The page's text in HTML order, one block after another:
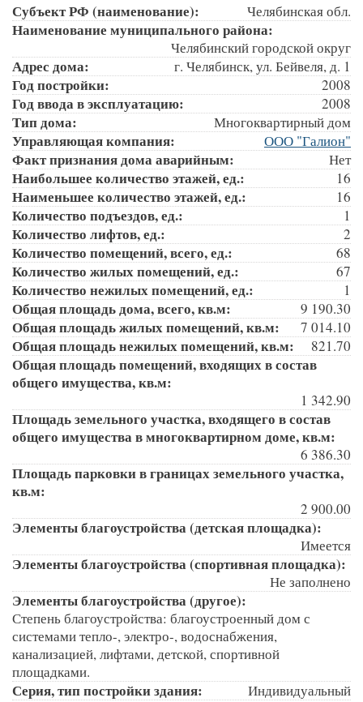
Субъект РФ (наименование): Челябинская обл.
Наименование муниципального района:
Челябинский городской округ
Адрес дома: г. Челябинск, ул. Бейвеля, д. 1
Год постройки: 2008
Год ввода в эксплуатацию: 2008
Тип дома: Многоквартирный дом
Управляющая компания: ООО "Галион"
Факт признания дома аварийным: Нет
Наибольшее количество этажей, ед.: 16
Наименьшее количество этажей, ед.: 16
Количество подъездов, ед.: 1
Количество лифтов, ед.: 2
Количество помещений, всего, ед.: 68
Количество жилых помещений, ед.: 67
Количество нежилых помещений, ед.: 1
Общая площадь дома, всего, кв.м: 9 190.30
Общая площадь жилых помещений, кв.м: 7 014.10
Общая площадь нежилых помещений, кв.м: 821.70
Общая площадь помещений, входящих в состав
общего имущества, кв.м:
1 342.90
Площадь земельного участка, входящего в состав
общего имущества в многоквартирном доме, кв.м:
6 386.30
Площадь парковки в границах земельного участка,
кв.м:
2 900.00
Элементы благоустройства (детская площадка):
Имеется
Элементы благоустройства (спортивная площадка):
Не заполнено
Элементы благоустройства (другое):
Степень благоустройства: благоустроенный дом с
системами тепло-, электро-, водоснабжения,
канализацией, лифтами, детской, спортивной
площадками.
Серия, тип постройки здания: Индивидуальный